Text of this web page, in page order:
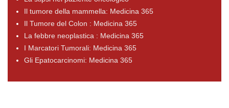
Il tumore della mammella: Medicina 365
Il Tumore del Colon : Medicina 365
La febbre neoplastica : Medicina 365
I Marcatori Tumorali: Medicina 365
Gli Epatocarcinomi: Medicina 365